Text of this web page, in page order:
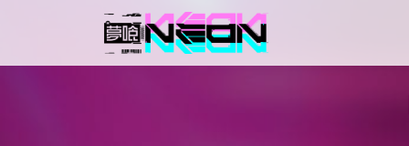
メインナビゲーション